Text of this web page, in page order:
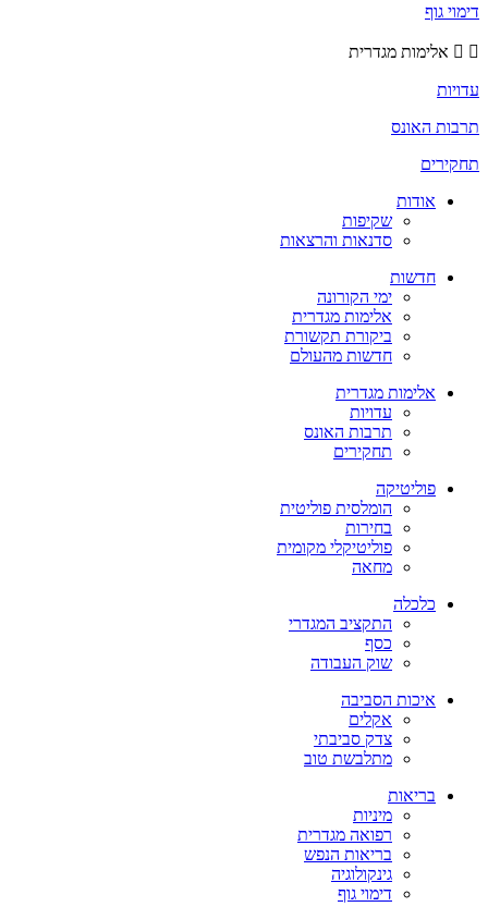
דימוי גוף
אלימות מגדרית
עדויות
תרבות האונס
תחקירים
אודות
שקיפות
סדנאות והרצאות
חדשות
ימי הקורונה
אלימות מגדרית
ביקורת תקשורת
חדשות מהעולם
אלימות מגדרית
עדויות
תרבות האונס
תחקירים
פוליטיקה
הומלסית פוליטית
בחירות
פוליטיקלי מקומית
מחאה
כלכלה
התקציב המגדרי
כסף
שוק העבודה
איכות הסביבה
אקלים
צדק סביבתי
מתלבשת טוב
בריאות
מיניות
רפואה מגדרית
בריאות הנפש
גינקולוגיה
דימוי גוף